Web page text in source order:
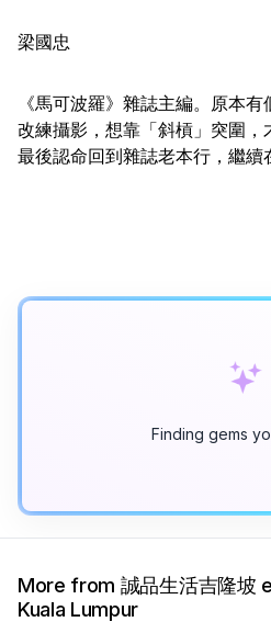
梁國忠
《馬可波羅》雜誌主編。原本
改練攝影，想靠「斜槓」突圍，
最後認命回到雜誌老本行，繼續
Finding gems
More from 誠品生活吉隆坡
Kuala Lumpur